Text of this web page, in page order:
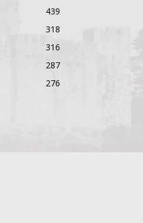
439
318
316
287
276